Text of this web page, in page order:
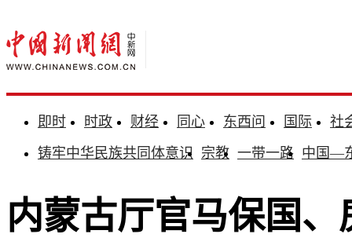
即时 时政 财经 同心 东西问 国际
社
铸牢中华民族共同体意识 宗教 一带一路 中国—
内蒙古厅官马保国